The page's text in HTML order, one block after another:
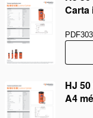
Carta
PDF
HJ
A4